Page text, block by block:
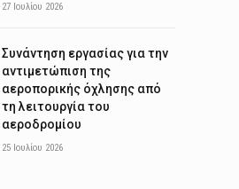
27 Ιουλίου 2026
Συνάντηση εργασίας για την
αντιμετώπιση της
αεροπορικής όχλησης από
τη λειτουργία του
αεροδρομίου
25 Ιουλίου 2026